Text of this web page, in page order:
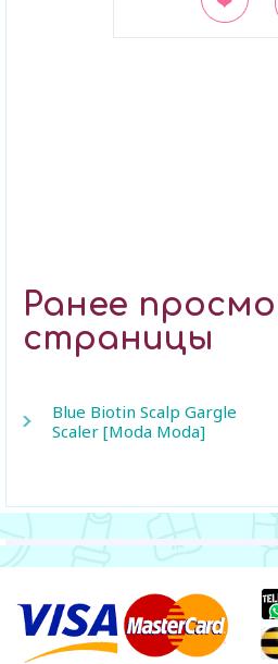
Ранее
страницы
Blue Biotin Scalp Gargle
Scaler [Moda Moda]